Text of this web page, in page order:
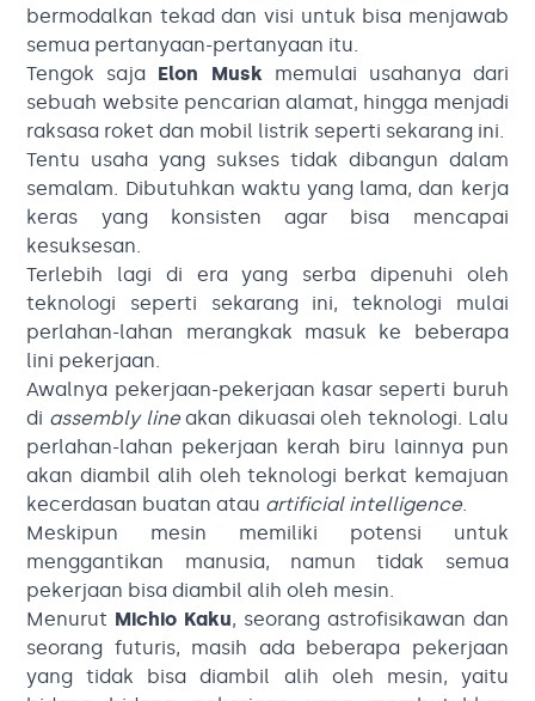
bermodalkan tekad dan visi untuk bisa menjawab
semua pertanyaan-pertanyaan itu.
Tengok saja Elon Musk memulai usahanya dari
sebuah website pencarian alamat, hingga menjadi
raksasa roket dan mobil listrik seperti sekarang ini.
Tentu usaha yang sukses tidak dibangun dalam
semalam. Dibutuhkan waktu yang lama, dan kerja
keras yang konsisten agar bisa mencapai
kesuksesan.
Terlebih lagi di era yang serba dipenuhi oleh
teknologi seperti sekarang ini, teknologi mulai
perlahan-lahan merangkak masuk ke beberapa
lini pekerjaan.
Awalnya pekerjaan-pekerjaan kasar seperti buruh
di assembly lineakan dikuasai oleh teknologi. Lalu
perlahan-lahan pekerjaan kerah biru lainnya pun
akan diambil alih oleh teknologi berkat kemajuan
kecerdasan buatan atau artificial intelligence.
Meskipun mesin memiliki potensi untuk
menggantikan manusia, namun tidak semua
pekerjaan bisa diambil alih oleh mesin.
Menurut Michio Kaku, seorang astrofisikawan dan
seorang futuris, masih ada beberapa pekerjaan
yang tidak bisa diambil alih oleh mesin, yaitu